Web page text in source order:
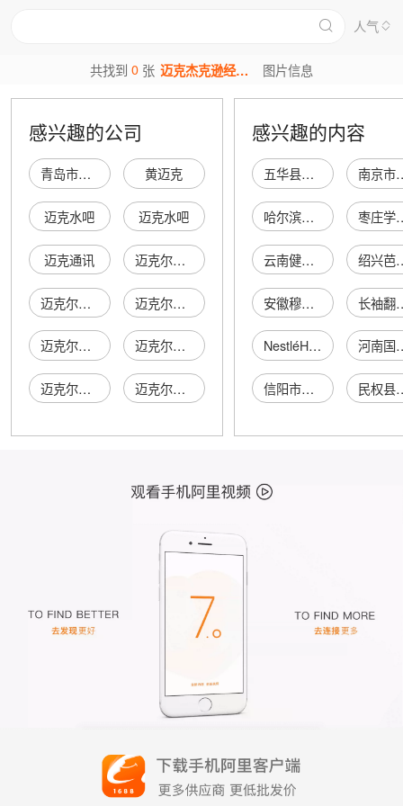
人气
共找到0 张 迈克杰克逊经典图片 图片信息
感兴趣的公司
青岛市市北区金迈克经典发艺设计室 黄迈克
迈克水吧 迈克水吧
迈克通讯 迈克尔陶瓷
迈克尔陶瓷 迈克尔陶瓷
迈克尔陶瓷 迈克尔陶瓷
迈克尔陶瓷 迈克尔陶瓷
感兴趣的内容
五华县宏源制衣有限公司 南京市江
哈尔滨殿元图文设计有限公司 枣庄学
云南健禾科技有限公司 绍兴芭
安徽穆老九餐饮管理有限公司滁州分公司 长袖
NestléHealthScience 河南国家油
信阳市羊山新区鑫源日杂百货店 民权县王桥